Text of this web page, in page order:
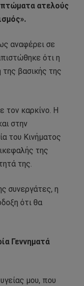
ατελούς
αναφέρει σε
ότι η
βασικής της
τον καρκίνο. Η
στην
του Κινήματος
της
της.
συνεργάτες, η
ότι θα
Γεννηματά
μου, που